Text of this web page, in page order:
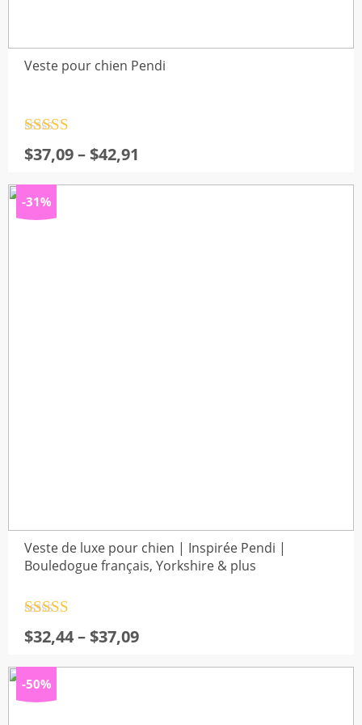
Veste pour chien Pendi
sur 5
$37,09– $42,91
Plage
prix :
$37,09
-31%
Veste de luxe pour chien | Inspirée Pendi |
Bouledogue français, Yorkshire & plus
sur 5
$32,44– $37,09
Plage
prix :
$32,44
-50%